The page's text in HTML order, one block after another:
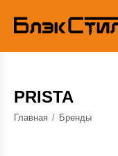
PRISTA
Главная / Бренды